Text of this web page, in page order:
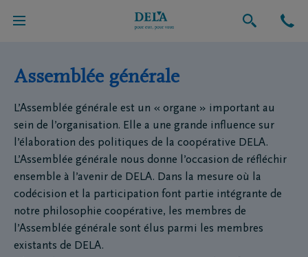
A propos de nous
Assemblée générale
L’Assemblée générale est un « organe » important au
sein de l’organisation. Elle a une grande influence sur
l’élaboration des politiques de la coopérative DELA.
L’Assemblée générale nous donne l’occasion de réfléchir
ensemble à l’avenir de DELA. Dans la mesure où la
codécision et la participation font partie intégrante de
notre philosophie coopérative, les membres de
l’Assemblée générale sont élus parmi les membres
existants de DELA.